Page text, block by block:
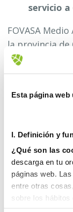
Esta página web
I. Definición y
¿Qué son las
descarga en tu
páginas web.
entre otras
sobre los hábitos
equipo y,
servicio a
FOVASA
la provincia de
cargo de la
Sólidos
Villanueva de
suponen una
habitantes,
carga trasera,
peones.